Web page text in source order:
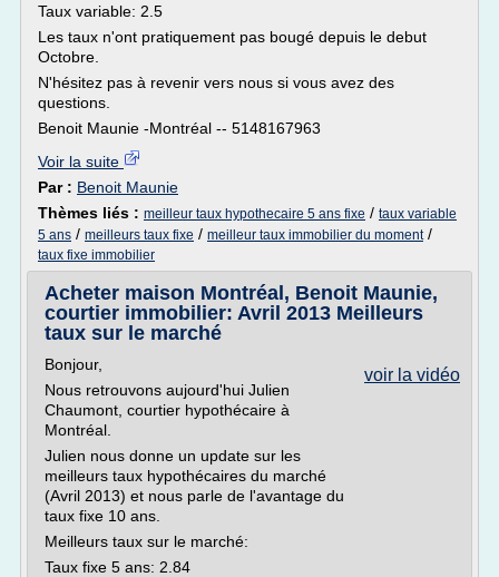
Taux variable: 2.5
Les taux n'ont pratiquement pas bougé depuis le debut
Octobre.
N'hésitez pas à revenir vers nous si vous avez des
questions.
Benoit Maunie -Montréal -- 5148167963
Voir la suite
Par : Benoit Maunie
Thèmes liés : meilleur taux hypothecaire 5 ans fixe / taux variable
5 ans / meilleurs taux fixe / meilleur taux immobilier du moment/
taux fixe immobilier
Acheter maison Montréal, Benoit Maunie,
courtier immobilier: Avril 2013 Meilleurs
taux sur le marché
voir la vidéo
Bonjour,
Nous retrouvons aujourd'hui Julien
Chaumont, courtier hypothécaire à
Montréal.
Julien nous donne un update sur les
meilleurs taux hypothécaires du marché
(Avril 2013) et nous parle de l'avantage du
taux fixe 10 ans.
Meilleurs taux sur le marché:
Taux fixe 5 ans: 2.84